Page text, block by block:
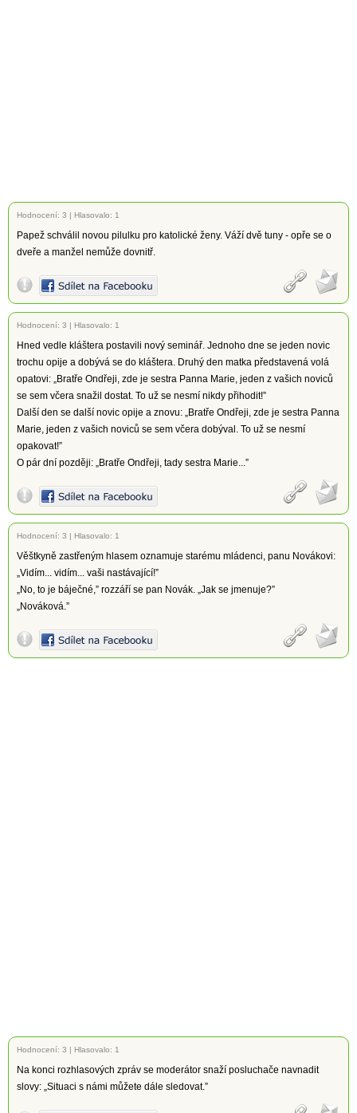
Hodnocení: 3 | Hlasovalo: 1
Papež schválil novou pilulku pro katolické ženy. Váží dvě tuny - opře se o
dveře a manžel nemůže dovnitř.
Hodnocení: 3 | Hlasovalo: 1
Hned vedle kláštera postavili nový seminář. Jednoho dne se jeden novic
trochu opije a dobývá se do kláštera. Druhý den matka představená volá
opatovi: „Bratře Ondřeji, zde je sestra Panna Marie, jeden z vašich noviců
se sem včera snažil dostat. To už se nesmí nikdy přihodit!”
Další den se další novic opije a znovu: „Bratře Ondřeji, zde je sestra Panna
Marie, jeden z vašich noviců se sem včera dobýval. To už se nesmí
opakovat!”
O pár dní později: „Bratře Ondřeji, tady sestra Marie...”
Hodnocení: 3 | Hlasovalo: 1
Věštkyně zastřeným hlasem oznamuje starému mládenci, panu Novákovi:
„Vidím... vidím... vaši nastávající!”
„No, to je báječné,” rozzáří se pan Novák. „Jak se jmenuje?”
„Nováková.”
Hodnocení: 3 | Hlasovalo: 1
Na konci rozhlasových zpráv se moderátor snaží posluchače navnadit
slovy: „Situaci s námi můžete dále sledovat.”